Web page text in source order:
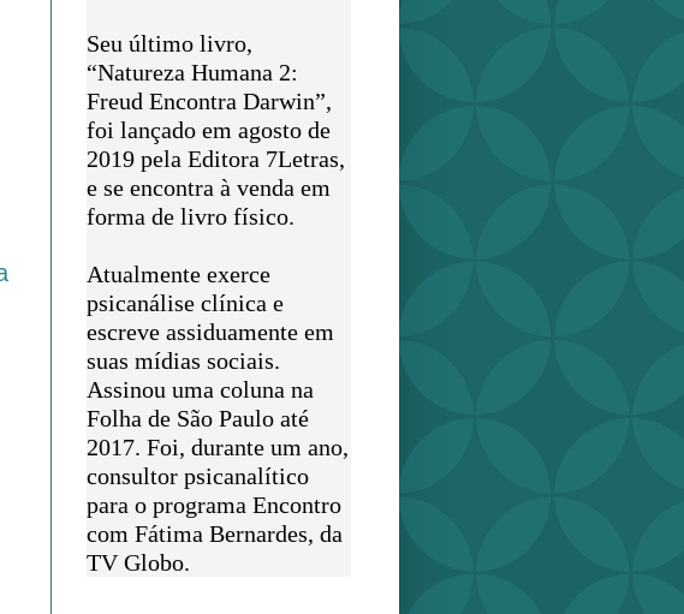
Seu último livro,
“Natureza Humana 2:
Freud Encontra Darwin”,
foi lançado em agosto de
2019 pela Editora 7Letras,
e se encontra à venda em
forma de livro físico.
Atualmente exerce
psicanálise clínica e
escreve assiduamente em
suas mídias sociais.
Assinou uma coluna na
Folha de São Paulo até
2017. Foi, durante um ano,
consultor psicanalítico
para o programa Encontro
com Fátima Bernardes, da
TV Globo.